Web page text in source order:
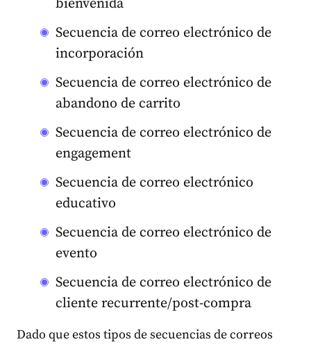
bienvenida
Secuencia de correo electrónico de
incorporación
Secuencia de correo electrónico de
abandono de carrito
Secuencia de correo electrónico de
engagement
Secuencia de correo electrónico
educativo
Secuencia de correo electrónico de
evento
Secuencia de correo electrónico de
cliente recurrente/post-compra
Dado que estos tipos de secuencias de correos